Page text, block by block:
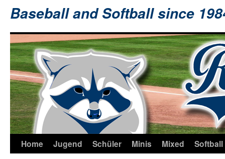
Baseball and Softball since
Home Jugend Schüler Minis Mixed Softball